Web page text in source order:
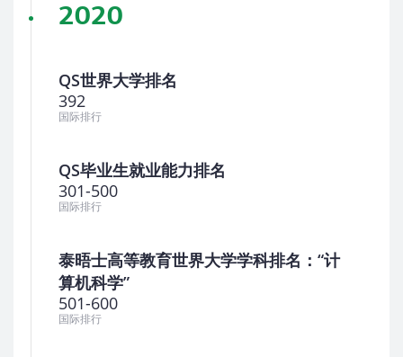
2020
QS世界大学排名
392
国际排行
QS毕业生就业能力排名
301-500
国际排行
泰晤士高等教育世界大学学科排名：“计
算机科学”
501-600
国际排行